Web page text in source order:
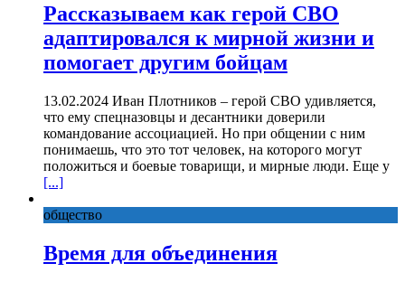
Рассказываем как герой СВО
адаптировался к мирной жизни и
помогает другим бойцам
13.02.2024 Иван Плотников – герой СВО удивляется,
что ему спецназовцы и десантники доверили
командование ассоциацией. Но при общении с ним
понимаешь, что это тот человек, на которого могут
положиться и боевые товарищи, и мирные люди. Еще у
[...]
общество
Время для объединения